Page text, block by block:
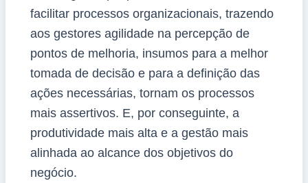
facilitar processos organizacionais, trazendo
aos gestores agilidade na percepção de
pontos de melhoria, insumos para a melhor
tomada de decisão e para a definição das
ações necessárias, tornam os processos
mais assertivos. E, por conseguinte, a
produtividade mais alta e a gestão mais
alinhada ao alcance dos objetivos do
negócio.